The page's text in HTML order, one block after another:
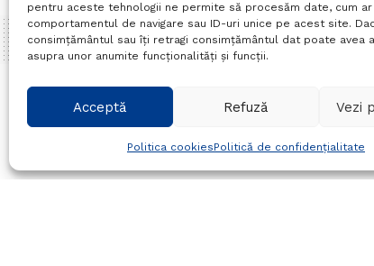
pentru aceste tehnologii ne permite să procesăm date, cum
comportamentul de navigare sau ID-uri unice pe acest site.
consimțământul sau îți retragi consimțământul dat poate avea
asupra unor anumite funcționalități și funcții.
Acceptă Refuză Vezi
Politica cookiesPolitică de confidențialitate
Actualitate
13